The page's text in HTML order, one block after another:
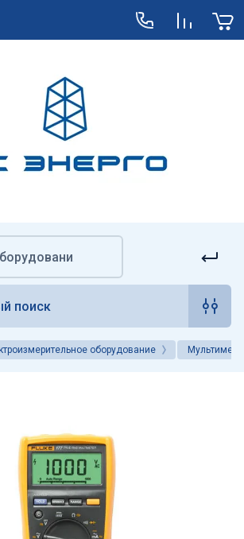
поиск
оборудование